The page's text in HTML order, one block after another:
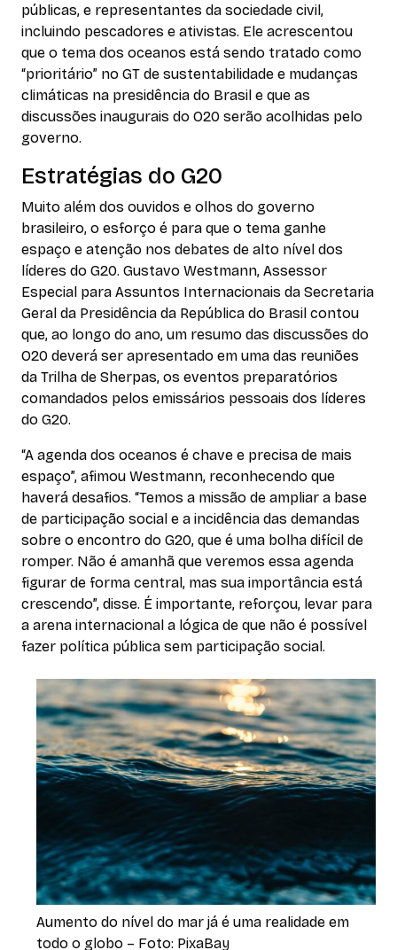
públicas, e representantes da sociedade civil,
incluindo pescadores e ativistas. Ele acrescentou
que o tema dos oceanos está sendo tratado como
“prioritário” no GT de sustentabilidade e mudanças
climáticas na presidência do Brasil e que as
discussões inaugurais do O20 serão acolhidas pelo
governo.
Estratégias do G20
Muito além dos ouvidos e olhos do governo
brasileiro, o esforço é para que o tema ganhe
espaço e atenção nos debates de alto nível dos
líderes do G20. Gustavo Westmann, Assessor
Especial para Assuntos Internacionais da Secretaria
Geral da Presidência da República do Brasil contou
que, ao longo do ano, um resumo das discussões do
O20 deverá ser apresentado em uma das reuniões
da Trilha de Sherpas, os eventos preparatórios
comandados pelos emissários pessoais dos líderes
do G20.
“A agenda dos oceanos é chave e precisa de mais
espaço”, afimou Westmann, reconhecendo que
haverá desafios. “Temos a missão de ampliar a base
de participação social e a incidência das demandas
sobre o encontro do G20, que é uma bolha difícil de
romper. Não é amanhã que veremos essa agenda
figurar de forma central, mas sua importância está
crescendo”, disse. É importante, reforçou, levar para
a arena internacional a lógica de que não é possível
fazer política pública sem participação social.
Aumento do nível do mar já é uma realidade em
todo o globo – Foto: PixaBay